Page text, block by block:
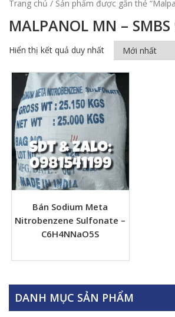
Trang chủ / Sản phẩm được gắn thẻ
MALPANOL MN – SMBS
Hiển thị kết quả duy nhất
Bán Sodium Meta
Nitrobenzene Sulfonate –
C6H4NNaO5S
DANH MỤC SẢN PHẨM